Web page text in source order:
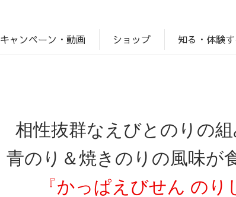
キャンペーン・動画 ショップ 知る・体験す
相性抜群なえびとのりの組
青のり＆焼きのりの風味が
『かっぱえびせん のり